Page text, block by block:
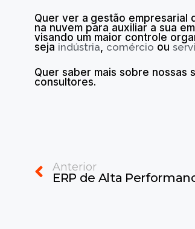
Quer ver a gestão empresarial
na nuvem para auxiliar a sua
visando um maior controle
seja indústria, comércio ou
Quer saber mais sobre nossas
consultores.
Anterior